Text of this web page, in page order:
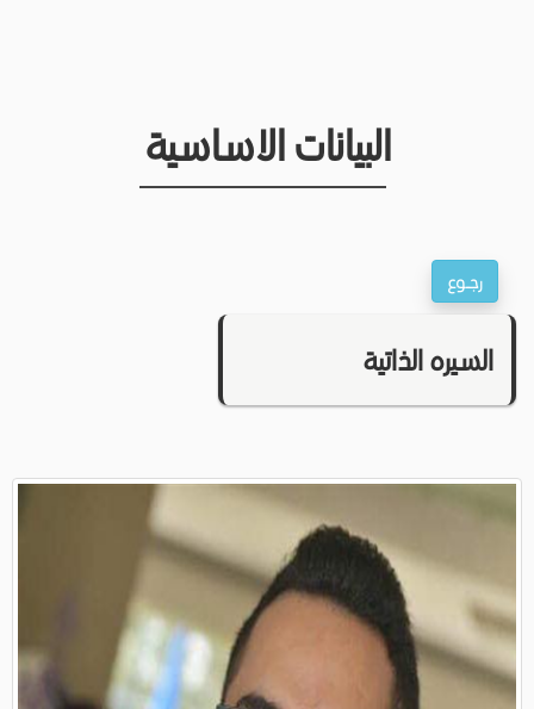
البيانات الاساسية
السيره الذاتية